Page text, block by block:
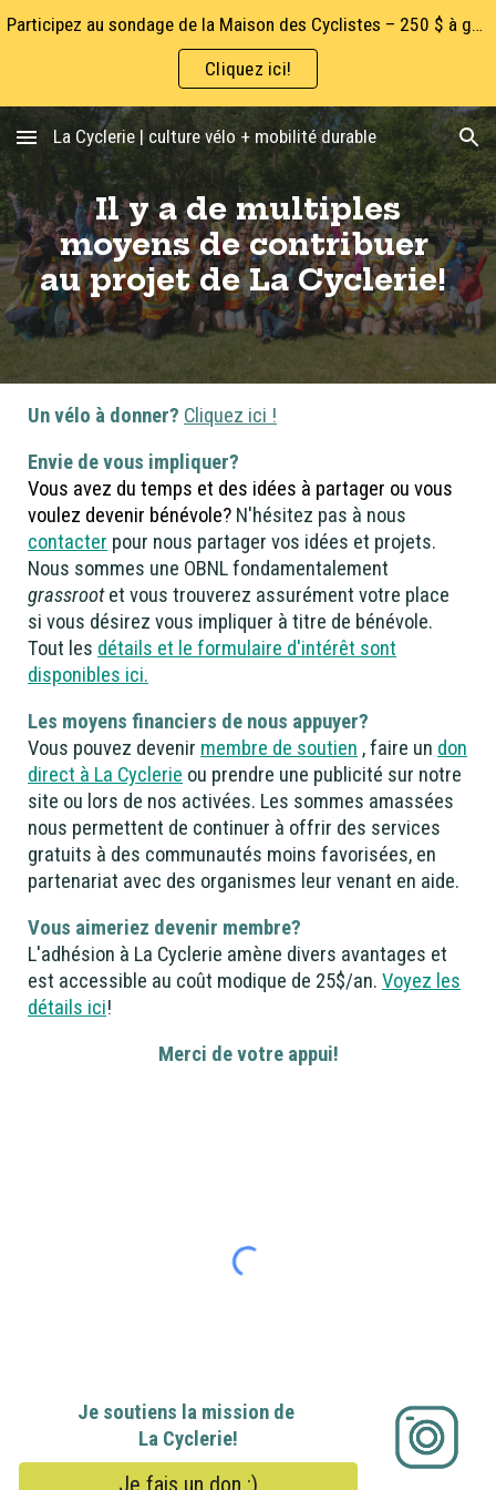
Skip to main content Skip to navigation
Participez au sondage de la Maison des Cyclistes – 250 $ à gagner!
Cliquez ici!
La Cyclerie | culture vélo + mobilité durable
Il y a demultiples
moyens de contribuer
au projet de La Cyclerie!
Un vélo à donner? Cliquez ici !
Envie de vous impliquer?
Vous avez du temps et des idées à partager ou vous
voulez devenir bénévole? N'hésitez pas à nous
contacter pour nous partager vos idées et projets.
Nous sommes une OBNL fondamentalement
grassrootet vous trouverez assurément votre place
si vous désirez vous impliquer à titre de bénévole.
Tout les détails et le formulaire d'intérêt sont
disponibles ici.
Les moyens financiers de nous appuyer?
Vous pouvez devenir membre de soutien , faire un don
direct à La Cyclerie ou prendre une publicité sur notre
site ou lors de nos activées. Les sommes amassées
nous permettent de continuer à offrir des services
gratuits à des communautés moins favorisées, en
partenariat avec des organismes leur venant en aide.
Vous aimeriez devenir membre?
L'adhésion à La Cyclerie amène divers avantages et
est accessible au coût modique de 25$/an.Voyez les
détails ici!
Merci de votre appui!
Je soutiens la mission de
La Cyclerie!
Je fais un don :)